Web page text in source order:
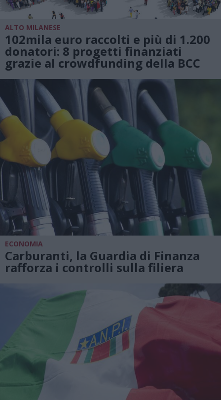
ALTO MILANESE
102mila euro raccolti e più di 1.200
donatori: 8 progetti finanziati
grazie al crowdfunding della BCC
ECONOMIA
Carburanti, la Guardia di Finanza
rafforza i controlli sulla filiera